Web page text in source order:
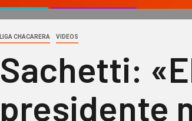
LIGA CHACARERA VIDEOS
Sachetti:
presidente